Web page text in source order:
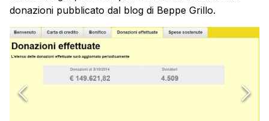
donazioni pubblicato dal blog di Beppe Grillo.